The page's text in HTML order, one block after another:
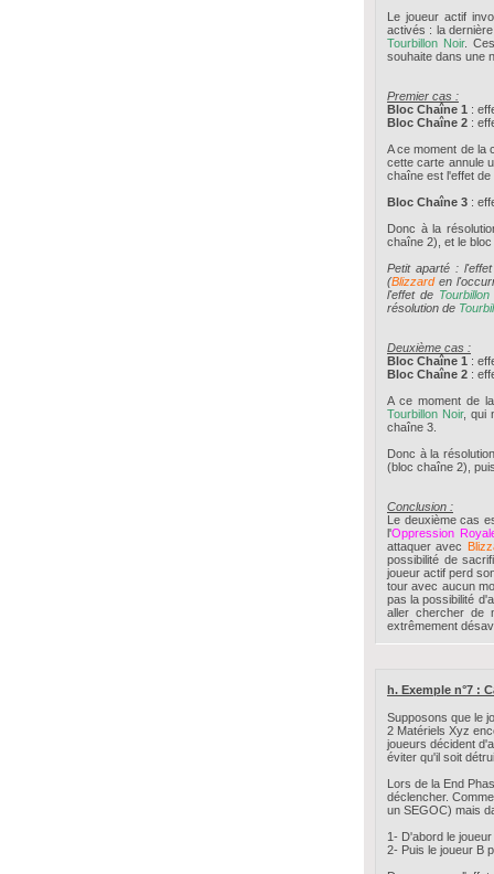
Le joueur actif
activés : la
Tourbillon Noir.
souhaite dans une
Premier cas :
Bloc Chaîne 1 :
Bloc Chaîne 2 :
A ce moment de la
cette carte annule
chaîne est l'effet de
Bloc Chaîne 3 :
Donc à la
chaîne 2), et le
Petit aparté :
(Blizzard en
l'effet de
résolution de
Deuxième cas :
Bloc Chaîne 1 :
Bloc Chaîne 2 :
A ce moment de
Tourbillon Noir, qui
chaîne 3.
Donc à la
(bloc chaîne 2),
Conclusion :
Le deuxième cas
l'Oppression
attaquer avec
possibilité de
joueur actif perd
tour avec aucun
pas la possibilité
aller chercher de
extrêmement
h. Exemple n°7 :
Supposons que le
2 Matériels Xyz
joueurs décident
éviter qu'il soit
Lors de la End
déclencher.
un SEGOC) mais
1- D'abord le
2- Puis le joueur B